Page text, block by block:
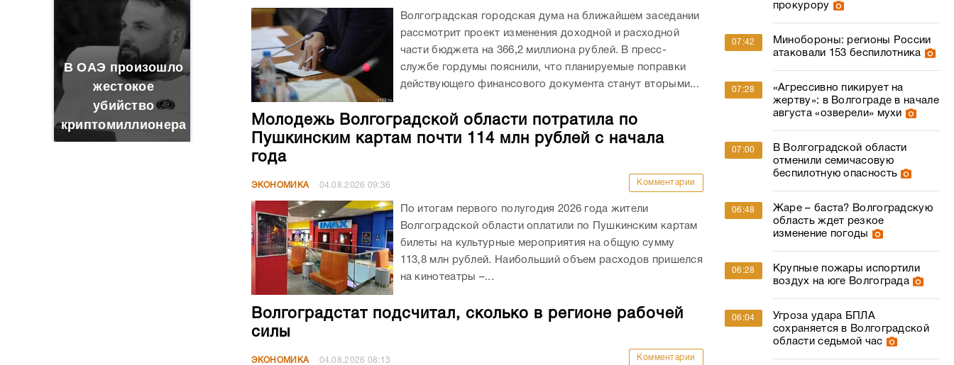
В ОАЭ произошло
жестокое
убийство
криптомиллионера
Волгоградская городская дума на ближайшем заседании
рассмотрит проект изменения доходной и расходной
части бюджета на 366,2 миллиона рублей. В пресс-
службе гордумы пояснили, что планируемые поправки
действующего финансового документа станут вторыми...
Молодежь Волгоградской области потратила по
Пушкинским картам почти 114 млн рублей с начала
года
ЭКОНОМИКА 04.08.2026 09:36 Комментарии
По итогам первого полугодия 2026 года жители
Волгоградской области оплатили по Пушкинским картам
билеты на культурные мероприятия на общую сумму
113,8 млн рублей. Наибольший объем расходов пришелся
на кинотеатры –...
Волгоградстат подсчитал, сколько в регионе рабочей
силы
ЭКОНОМИКА 04.08.2026 08:13 Комментарии
прокурору
07:42
Минобороны: регионы России
атаковали 153 беспилотника
07:28
«Агрессивно пикирует на
жертву»: в Волгограде в начале
августа «озверели» мухи
07:00
В Волгоградской области
отменили семичасовую
беспилотную опасность
06:48
Жаре – баста? Волгоградскую
область ждет резкое
изменение погоды
06:28
Крупные пожары испортили
воздух на юге Волгограда
06:04
Угроза удара БПЛА
сохраняется в Волгоградской
области седьмой час